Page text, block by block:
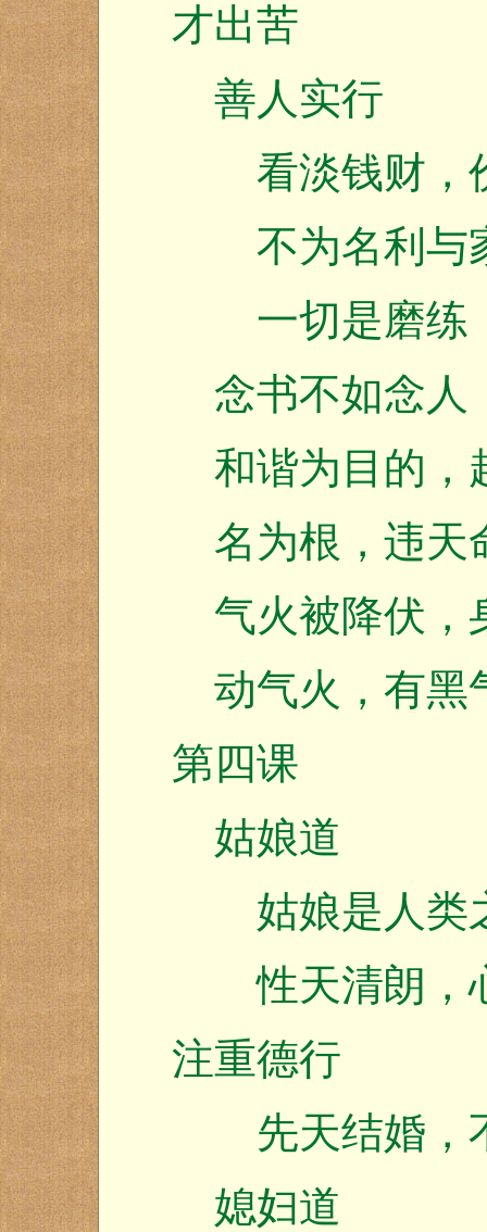
才出苦
善人实行
看淡钱财，
不为名利与
一切是磨练
念书不如念人
和谐为目的，
名为根，违天
气火被降伏，
动气火，有黑
第四课
姑娘道
姑娘是人类
性天清朗，
注重德行
先天结婚，
媳妇道